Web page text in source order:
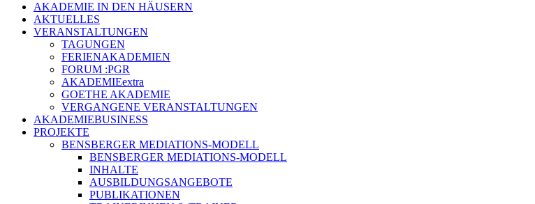
AKADEMIE IN DEN HÄUSERN
AKTUELLES
VERANSTALTUNGEN
TAGUNGEN
FERIENAKADEMIEN
FORUM :PGR
AKADEMIEextra
GOETHE AKADEMIE
VERGANGENE VERANSTALTUNGEN
AKADEMIEBUSINESS
PROJEKTE
BENSBERGER MEDIATIONS-MODELL
BENSBERGER MEDIATIONS-MODELL
INHALTE
AUSBILDUNGSANGEBOTE
PUBLIKATIONEN